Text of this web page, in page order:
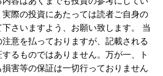
際の投資にあたっては読者ご自身の
さいますよう、お願い致します。 当
意を払っておりますが、記載される
るものではありません。万が一、ト
害等の保証は一切行っておりません